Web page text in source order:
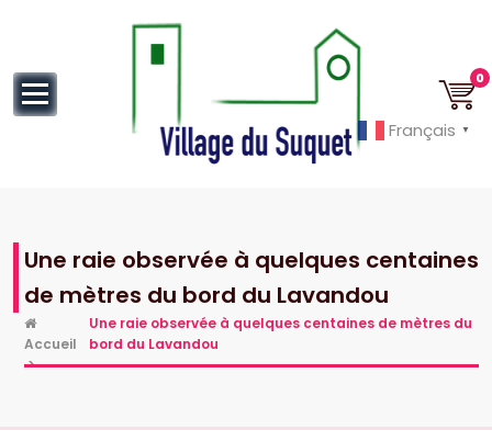
0
Une raie observée à quelques centaines
de mètres du bord du Lavandou
Accueil
>
Une raie observée à quelques centaines de mètres du
bord du Lavandou
Français ▼